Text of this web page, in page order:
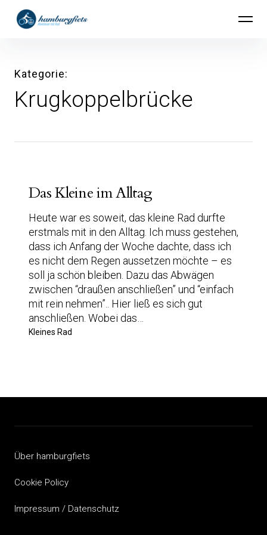
überspringen
hamburgfiets – Abenteuer mit Rad
Kategorie
Krugkoppelbrücke
Das Kleine im Alltag
Heute war es soweit, das kleine Rad durfte
erstmals mit in den Alltag. Ich muss gestehen,
dass ich Anfang der Woche dachte, dass ich
es nicht dem Regen aussetzen möchte – es
soll ja schön bleiben. Dazu das Abwägen
zwischen “draußen anschließen” und “einfach
mit rein nehmen”.. Hier ließ es sich gut
anschließen. Wobei das…
Kleines Rad
Über hamburgfiets
Cookie Policy
Impressum / Datenschutz